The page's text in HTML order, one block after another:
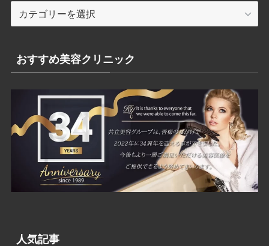
テ
リ
ー
おすすめ美容クリニック
人気記事